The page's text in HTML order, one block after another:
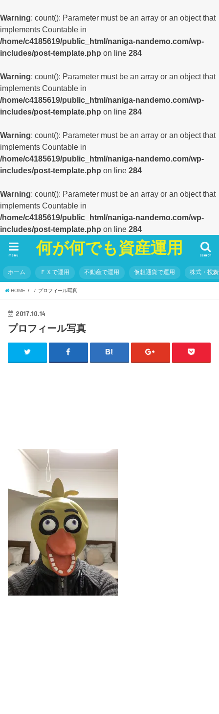
Warning: count(): Parameter must be an array or an object that
implements Countable in
/home/c4185619/public_html/naniga-nandemo.com/wp-
includes/post-template.php on line 284
Warning: count(): Parameter must be an array or an object that
implements Countable in
/home/c4185619/public_html/naniga-nandemo.com/wp-
includes/post-template.php on line 284
Warning: count(): Parameter must be an array or an object that
implements Countable in
/home/c4185619/public_html/naniga-nandemo.com/wp-
includes/post-template.php on line 284
Warning: count(): Parameter must be an array or an object that
implements Countable in
/home/c4185619/public_html/naniga-nandemo.com/wp-
includes/post-template.php on line 284
何が何でも資産運用 search
menu
ホーム ＦＸで運用 不動産で運用 仮想通貨で運用 株式・投
HOME プロフィール写真
2017.10.14
プロフィール写真